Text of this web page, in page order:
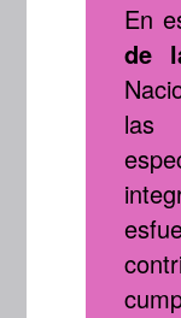
En
de